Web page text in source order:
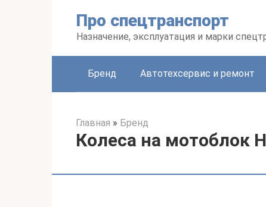
Про спецтранспорт
Назначение, эксплуатация и марки
Бренд Автотехсервис и ремонт
Главная » Бренд
Колеса на мотоблок